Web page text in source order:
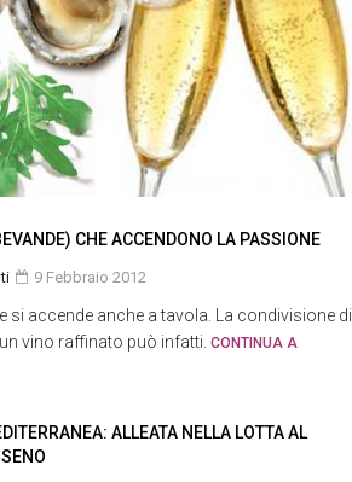
CHE ACCENDONO LA PASSIONE
9 Febbraio 2012
si accende anche a tavola. La condivisione di
vino raffinato può infatti. CONTINUA A
ALLEATA NELLA LOTTA AL